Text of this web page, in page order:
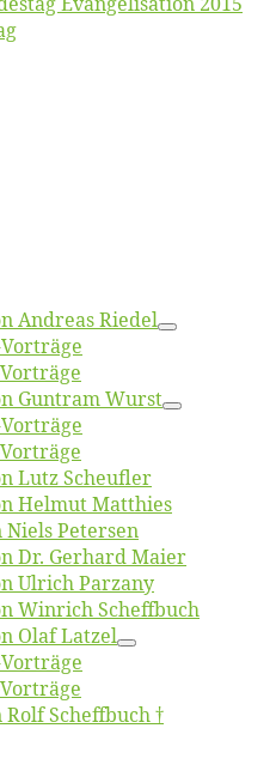
An­dre­as Riedel
Gun­tram Wurst
Lutz Scheufler
Hel­mut Matthies
Petersen
Dr. Ger­hard Maier
Ul­rich Parzany
Win­rich Scheffbuch
Olaf Latzel
Scheffbuch †